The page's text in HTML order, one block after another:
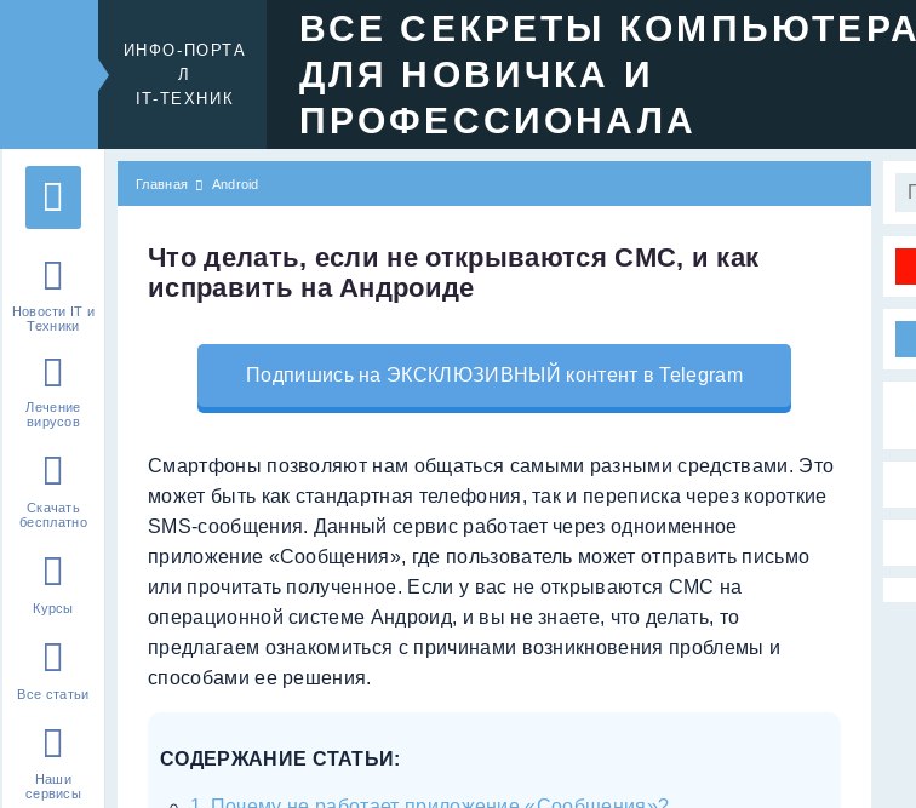
ИНФО-ПОРТА
Л
IT-ТЕХНИК
ВСЕ СЕКРЕТЫ КОМПЬЮТЕРА
ДЛЯ НОВИЧКА И
ПРОФЕССИОНАЛА
Новости IT и
Техники
Лечение
вирусов
Скачать
бесплатно
Курсы
Все статьи
Наши
сервисы
Главная Android
Что делать, если не открываются СМС, и как
исправить на Андроиде
Подпишись на ЭКСКЛЮЗИВНЫЙ контент в Telegram
Смартфоны позволяют нам общаться самыми разными средствами. Это
может быть как стандартная телефония, так и переписка через короткие
SMS-сообщения. Данный сервис работает через одноименное
приложение «Сообщения», где пользователь может отправить письмо
или прочитать полученное. Если у вас не открываются СМС на
операционной системе Андроид, и вы не знаете, что делать, то
предлагаем ознакомиться с причинами возникновения проблемы и
способами ее решения.
СОДЕРЖАНИЕ СТАТЬИ: